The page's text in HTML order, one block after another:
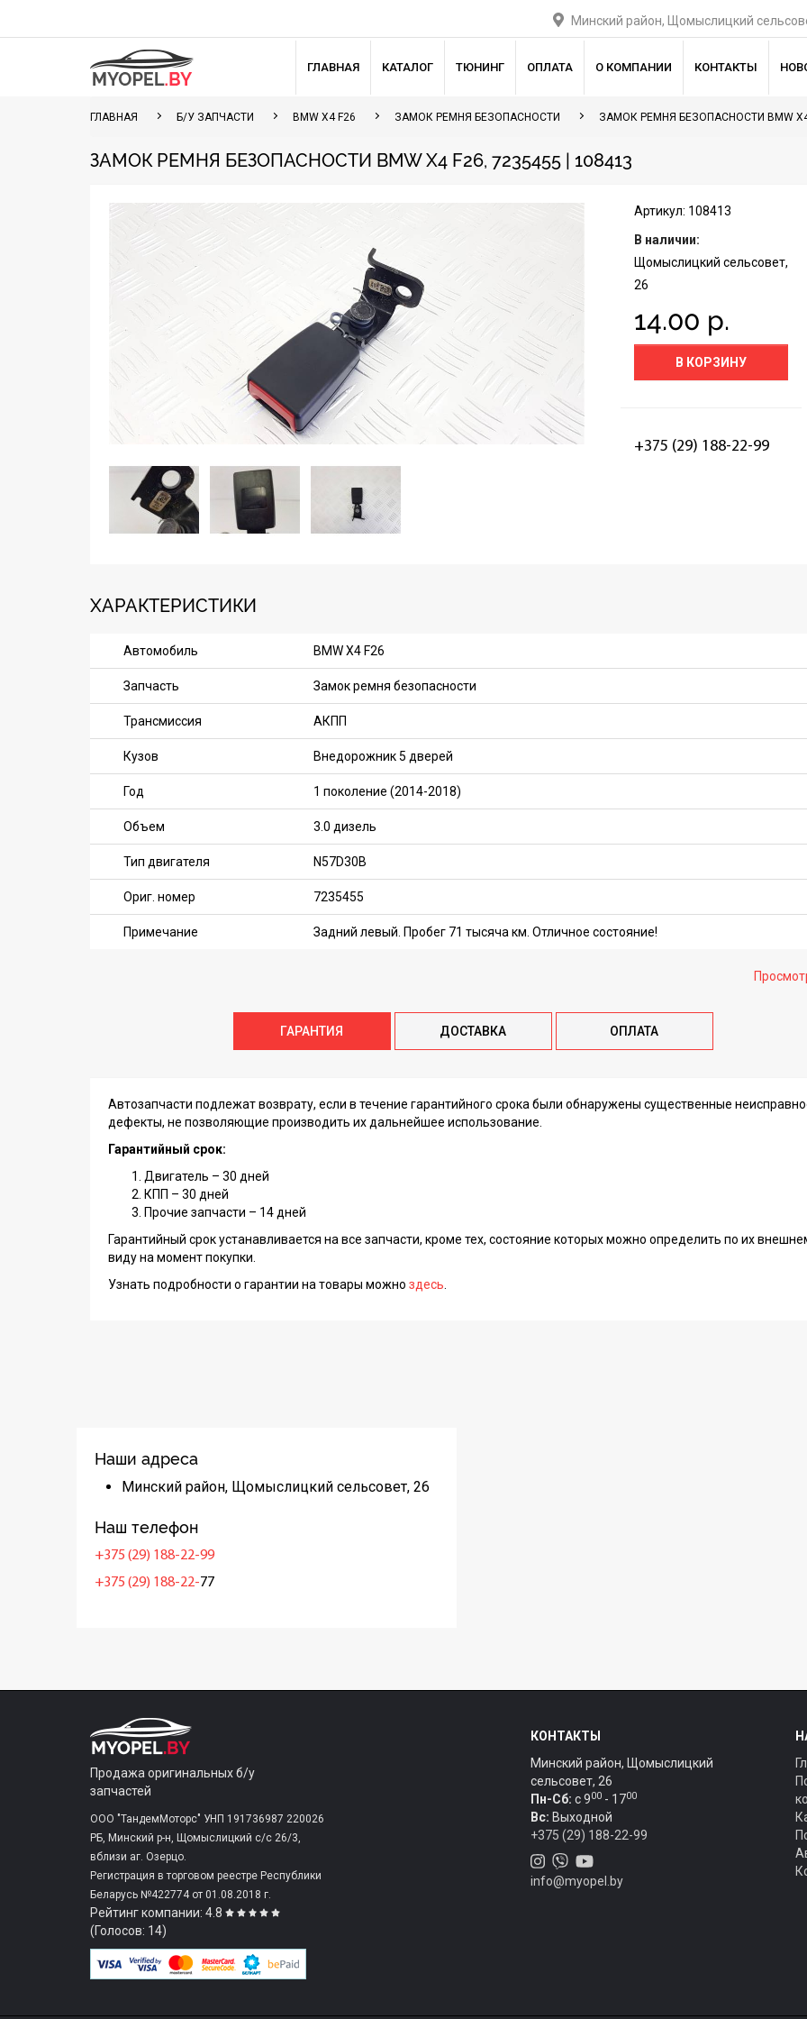
Минский район, Щомыслицкий
ГЛАВНАЯ КАТАЛОГ ТЮНИНГ ОПЛАТА О КОМПАНИИ КОНТАКТЫ
ГЛАВНАЯ Б/У ЗАПЧАСТИ BMW X4 F26 ЗАМОК РЕМНЯ БЕЗОПАСНОСТИ ЗАМОК РЕМНЯ БЕЗОПАСНОСТИ BMW
ЗАМОК РЕМНЯ БЕЗОПАСНОСТИ BMW X4 F26, 7235455 | 108413
Артикул: 108413
В наличии:
Щомыслицкий сельсовет,
26
14.00 р.
В КОРЗИНУ
+375 (29) 188-22-99
ХАРАКТЕРИСТИКИ
Автомобиль BMW X4 F26
Запчасть Замок ремня безопасности
Трансмиссия АКПП
Кузов Внедорожник 5 дверей
Год 1 поколение (2014-2018)
Объем 3.0 дизель
Тип двигателя N57D30B
Ориг. номер 7235455
Примечание Задний левый. Пробег 71 тысяча км. Отличное состояние!
ГАРАНТИЯ ДОСТАВКА ОПЛАТА
Автозапчасти подлежат возврату, если в течение гарантийного срока были обнаружены существенные
дефекты, не позволяющие производить их дальнейшее использование.
Гарантийный срок:
Двигатель – 30 дней
КПП – 30 дней
Прочие запчасти – 14 дней
Гарантийный срок устанавливается на все запчасти, кроме тех, состояние которых можно определить по их
виду на момент покупки.
Узнать подробности о гарантии на товары можно здесь
Наши адреса
Минский район, Щомыслицкий сельсовет, 26
Наш телефон
+375 (29) 188-22-99
+375 (29) 188-22-77
Продажа оригинальных б/у
запчастей
ООО "ТандемМоторс" УНП 191736987 220026
РБ, Минский р-н, Щомыслицкий с/c 26/3,
вблизи аг. Озерцо.
Регистрация в торговом реестре Республики
Беларусь №422774 от 01.08.2018 г.
Рейтинг компании: 4.8
(Голосов: 14)
КОНТАКТЫ
Минский район, Щомыслицкий
сельсовет, 26
Пн-Сб: c 900 - 1700
Вс: Выходной
+375 (29) 188-22-99
info@myopel.by